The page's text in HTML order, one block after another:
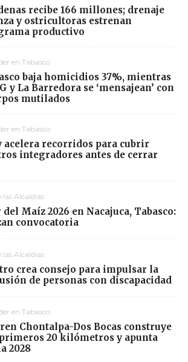
recibe 166 millones; drenaje
y ostricultoras estrenan
productivo
en Tabasco
baja homicidios 37%, mientras
y La Barredora se ‘mensajean’ con
mutilados
en Tabasco
acelera recorridos para cubrir
integradores antes de cerrar
las Alcaldías
Maíz 2026 en Nacajuca, Tabasco:
convocatoria
las Alcaldías
crea consejo para impulsar la
de personas con discapacidad
en Tabasco
Chontalpa-Dos Bocas construye
20 kilómetros y apunta
2028